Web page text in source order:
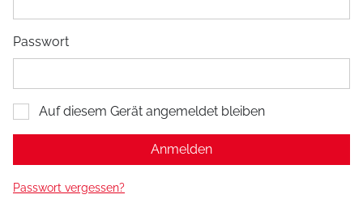
Passwort
Auf diesem Gerät angemeldet bleiben
Anmelden
Passwort vergessen?